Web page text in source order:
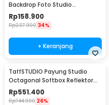
Backdrop Foto Studio
200x200cm - DD-110
Rp158.900
Rp237.900 34%
+ Keranjang
TaffSTUDIO Payung Studio
Octagonal Softbox Reflektor
Flash 90cm - KS90
Rp551.400
Rp744.900 26%